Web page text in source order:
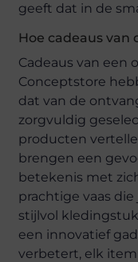
geeft dat in de
Hoe cadeaus van
Cadeaus van een
Conceptstore
dat van de
zorgvuldig
producten
brengen een
betekenis met
prachtige vaas
stijlvol
een innovatief
verbetert, elk